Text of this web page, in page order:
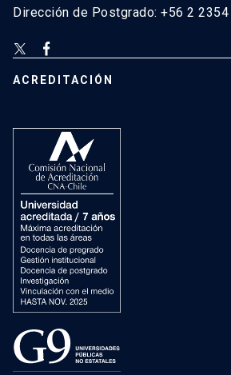
Dirección de Postgrado: +56 2 2354
ACREDITACIÓN